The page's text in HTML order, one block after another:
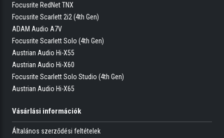
Focusrite RedNet TNX
Focusrite Scarlett 2i2 (4th Gen)
ADAM Audio A7V
Focusrite Scarlett Solo (4th Gen)
Austrian Audio Hi-X55
Austrian Audio Hi-X60
Focusrite Scarlett Solo Studio (4th Gen)
Austrian Audio Hi-X65
Vásárlási információk
Általános szerződési feltételek